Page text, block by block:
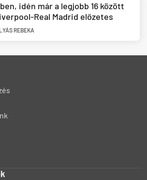
idén már a legjobb 16 között
Real Madrid előzetes
REBEKA